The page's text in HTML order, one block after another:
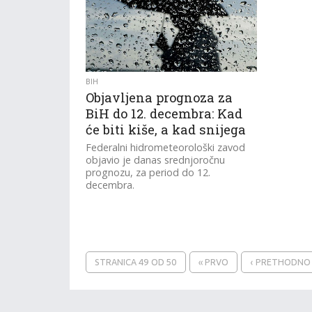
BIH
Objavljena prognoza za
BiH do 12. decembra: Kad
će biti kiše, a kad snijega
Federalni hidrometeorološki zavod
objavio je danas srednjoročnu
prognozu, za period do 12.
decembra.
STRANICA 49 OD 50 « PRVO ‹ PRETHODNO